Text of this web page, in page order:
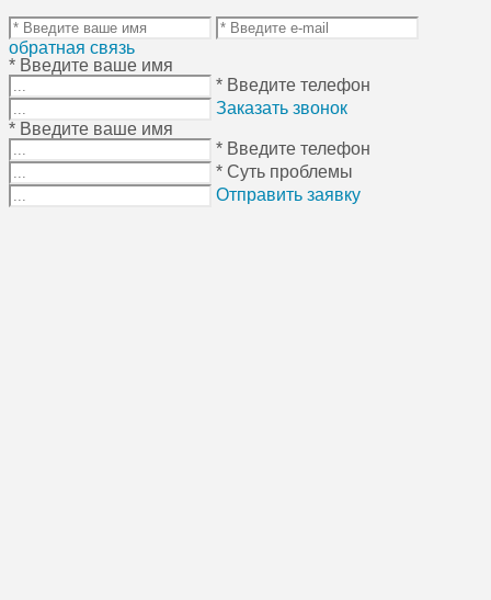
обратная связь
* Введите ваше имя
* Введите телефон
Заказать звонок
* Введите ваше имя
* Введите телефон
* Суть проблемы
Отправить заявку